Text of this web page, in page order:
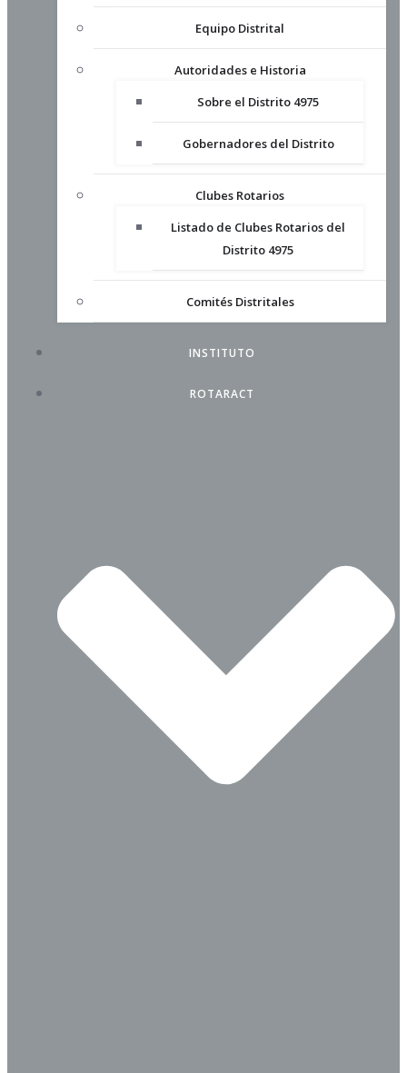
Equipo Distrital
Autoridades e Historia
Sobre el Distrito 4975
Gobernadores del Distrito
Clubes Rotarios
Listado de Clubes Rotarios del
Distrito 4975
Comités Distritales
INSTITUTO
ROTARACT